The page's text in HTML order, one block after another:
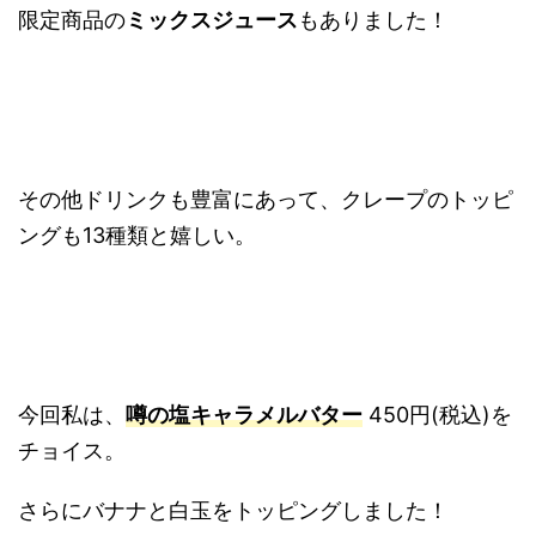
限定商品のミックスジュースもありました！
その他ドリンクも豊富にあって、クレープのトッピ
ングも13種類と嬉しい。
今回私は、 噂の塩キャラメルバター 450円(税込)を
チョイス。
さらにバナナと白玉をトッピングしました！